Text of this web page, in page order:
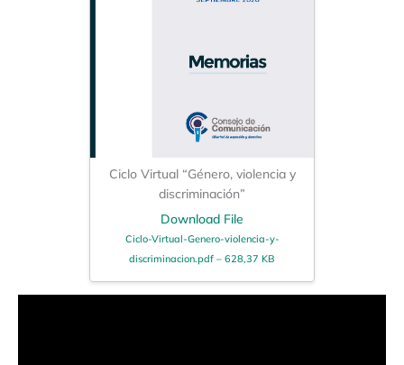
Ciclo Virtual “Género, violencia y
discriminación”
Download File
Ciclo-Virtual-Genero-violencia-y-
discriminacion.pdf – 628,37 KB